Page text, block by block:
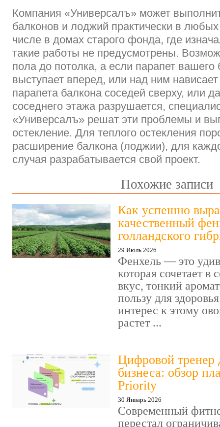
Компания «Универсалъ» может
балконов и лоджий практически в
числе в домах старого фонда, где
такие работы не предусмотрены.
пола до потолка, а если парапет вашего
выступает вперед, или над ним
парапета балкона соседей сверху, или
соседнего этажа разрушается,
«Универсалъ» решат эти проблемы и
остекление. Для теплого остекления
расширение балкона (лоджии), для
случая разрабатывается свой проект.
Похожие записи
Как успешно
качественный
голландского
29 Июль 2026
Фенхель — это
которая сочетает в
вкус, тонкий
пользу для
интерес к этому
растет ...
Цифровой тренер
бизнеса: обзор
Priority
30 Январь 2026
Современный
перестал